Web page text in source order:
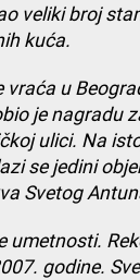
veliki broj
kuća.
vraća u
je nagradu
ulici. Na
se jedini
Svetog
umetnosti.
godine.